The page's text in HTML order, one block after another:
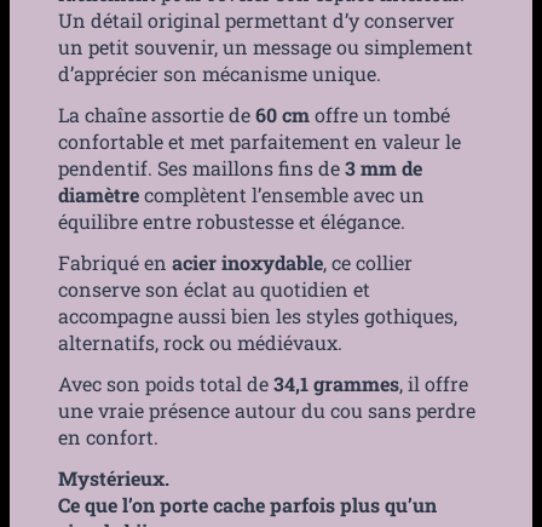
Un détail original permettant d’y conserver
un petit souvenir, un message ou simplement
d’apprécier son mécanisme unique.
La chaîne assortie de60 cmoffre un tombé
confortable et met parfaitement en valeur le
pendentif. Ses maillons fins de3 mm de
diamètrecomplètent l’ensemble avec un
équilibre entre robustesse et élégance.
Fabriqué en acier inoxydable, ce collier
conserve son éclat au quotidien et
accompagne aussi bien les styles gothiques,
alternatifs, rock ou médiévaux.
Avec son poids total de34,1 grammes, il offre
une vraie présence autour du cou sans perdre
en confort.
Mystérieux.
Ce que l’on porte cache parfois plus qu’un